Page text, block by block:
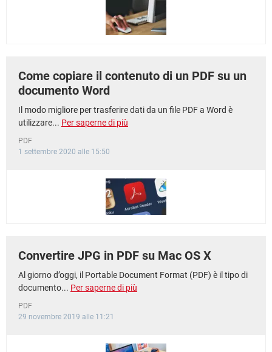
Come copiare il contenuto di un PDF su un
documento Word
Il modo migliore per trasferire dati da un file PDF a Word è
utilizzare... Per saperne di più
PDF
1 settembre 2020 alle 15:50
Convertire JPG in PDF su Mac OS X
Al giorno d’oggi, il Portable Document Format (PDF) è il tipo di
documento... Per saperne di più
PDF
29 novembre 2019 alle 11:21